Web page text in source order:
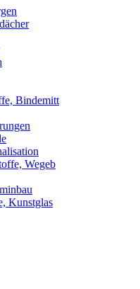
Bindemitt
Wegeb
Kunstglas